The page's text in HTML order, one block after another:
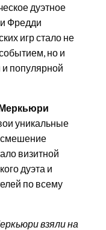
дуэтное
Фредди
игр стало не
но и
популярной
уникальные
смешение
визитной
дуэта и
по всему
взяли на